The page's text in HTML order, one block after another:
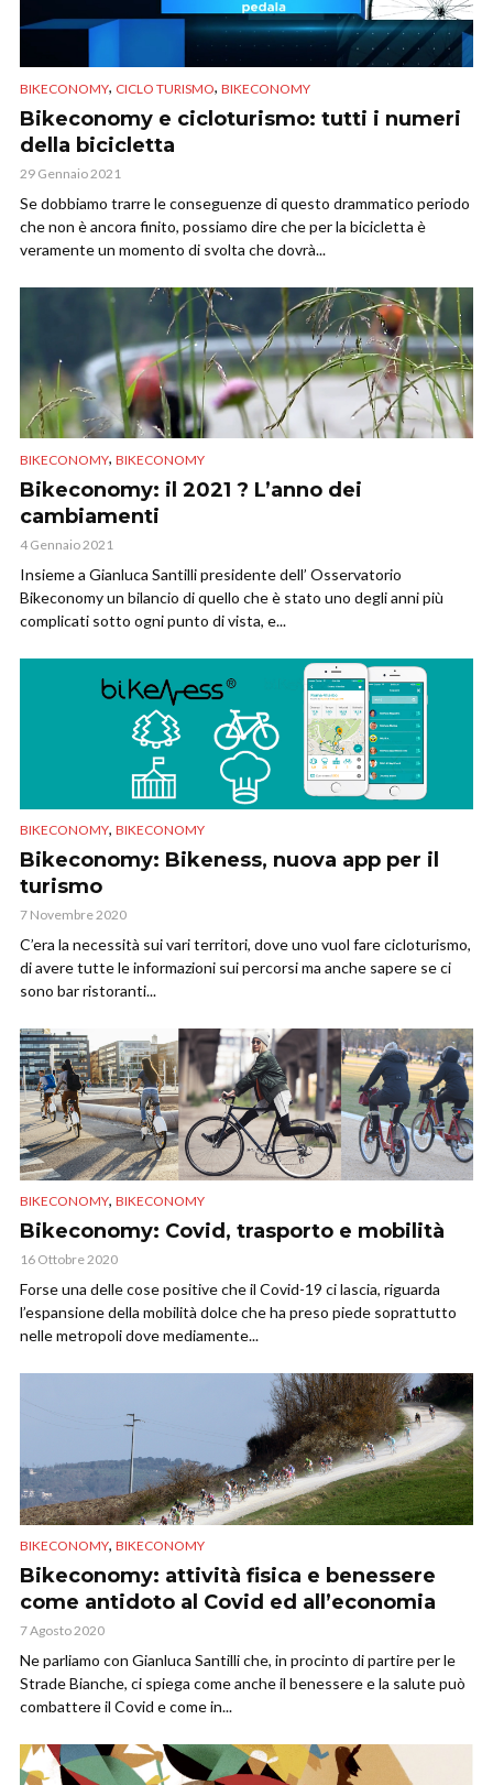
BIKECONOMY, CICLO TURISMO, BIKECONOMY
Bikeconomy e cicloturismo: tutti i numeri
della bicicletta
29 Gennaio 2021
Se dobbiamo trarre le conseguenze di questo drammatico periodo
che non è ancora finito, possiamo dire che per la bicicletta è
veramente un momento di svolta che dovrà...
BIKECONOMY, BIKECONOMY
Bikeconomy: il 2021 ? L’anno dei
cambiamenti
4 Gennaio 2021
Insieme a Gianluca Santilli presidente dell’ Osservatorio
Bikeconomy un bilancio di quello che è stato uno degli anni più
complicati sotto ogni punto di vista, e...
BIKECONOMY, BIKECONOMY
Bikeconomy: Bikeness, nuova app per il
turismo
7 Novembre 2020
C’era la necessità sui vari territori, dove uno vuol fare cicloturismo,
di avere tutte le informazioni sui percorsi ma anche sapere se ci
sono bar ristoranti...
BIKECONOMY, BIKECONOMY
Bikeconomy: Covid, trasporto e mobilità
16 Ottobre 2020
Forse una delle cose positive che il Covid-19 ci lascia, riguarda
l’espansione della mobilità dolce che ha preso piede soprattutto
nelle metropoli dove mediamente...
BIKECONOMY, BIKECONOMY
Bikeconomy: attività fisica e benessere
come antidoto al Covid ed all’economia
7 Agosto 2020
Ne parliamo con Gianluca Santilli che, in procinto di partire per le
Strade Bianche, ci spiega come anche il benessere e la salute può
combattere il Covid e come in...